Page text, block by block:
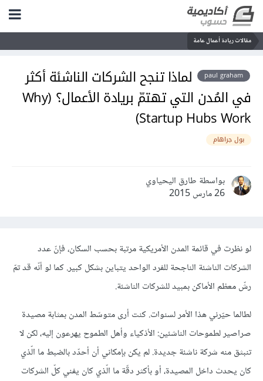
مقالات ريادة أعمال عامة
paul graham
لماذا تنجح الشركات الناشئة أكثر
في المُدن التي تهتمّ بريادة الأعمال؟ (Why
Startup Hubs Work)
بول جراهام
بواسطة طارق اليحياوي
26 مارس 2015
لو نظرت في قائمة المدن الأمريكية مرتبة بحسب السكان، فإنّ عدد
الشركات الناشئة الناجحة للفرد الواحد يتباين بشكل كبير.كما لو أنّه قد تمّ
رشّ معظم الأماكن بمبيد للشركات الناشئة.
لطالما حيّرني هذا الأمر لسنوات. كنت أرى متوسّط المدن بمثابة مصيدة
صراصير لطموحات الناشئين: الأذكياء وأهل الطموح يهرعون إليه، لكن لا
تنبثق منه شركة ناشئة جديدة. لم يكن بإمكاني أن أحدّد بالضبط ما الّذي
كان يحدث داخل المصيدة، أو بأكثر دقّة ما الّذي كان يفني كلّ الشركات